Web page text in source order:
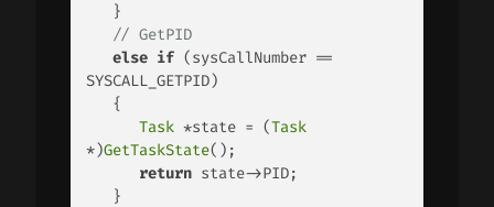
// GetPID
else if (sysCallNumber ==
SYSCALL_GETPID)
Task *state = (Task
*)GetTaskState();
return state->PID;